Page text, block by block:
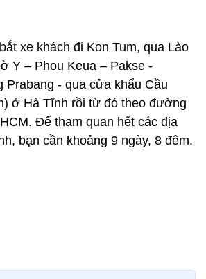
xe khách đi Kon Tum, qua Lào
Y – Phou Keua – Pakse -
Prabang - qua cửa khẩu Cầu
ở Hà Tĩnh rồi từ đó theo đường
Để tham quan hết các địa
bạn cần khoảng 9 ngày, 8 đêm.